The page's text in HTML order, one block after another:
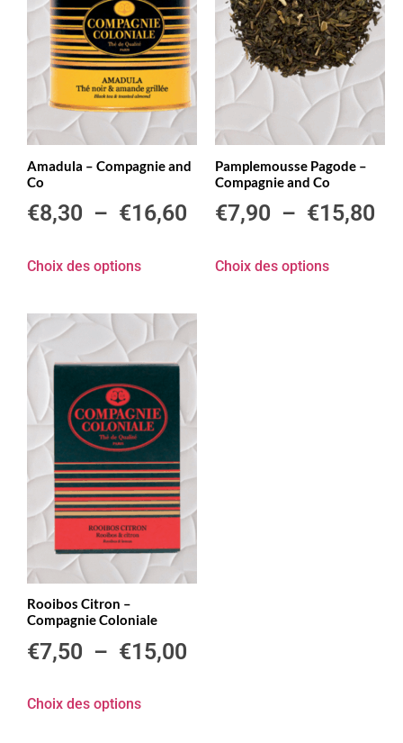
Amadula – Compagnie and
Co
€8,30 – €16,60
Choix des options
Pamplemousse Pagode –
Compagnie and Co
€7,90 – €15,80
Choix des options
Rooibos Citron –
Compagnie Coloniale
€7,50 – €15,00
Choix des options